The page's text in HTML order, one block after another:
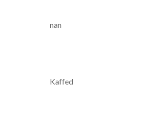
nan
Kaffed